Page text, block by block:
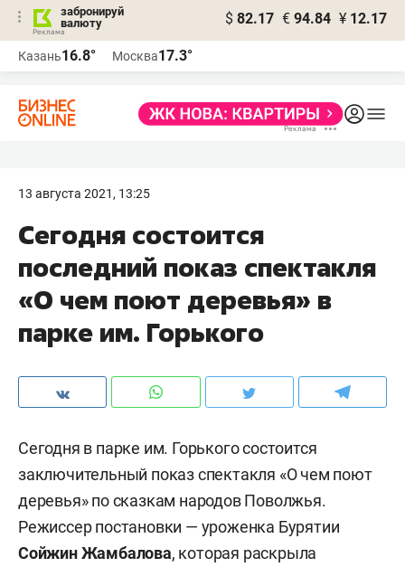
забронируй
валюту
$ 82.17 € 94.84 ¥ 12.17
Казань16.8° Москва17.3°
13 августа 2021, 13:25
Сегодня состоится
последний показ спектакля
«О чем поют деревья» в
парке им. Горького
Сегодня в парке им. Горького состоится
заключительный показ спектакля «О чем поют
деревья» по сказкам народов Поволжья.
Режиссер постановки — уроженка Бурятии
Сойжин Жамбалова, которая раскрыла